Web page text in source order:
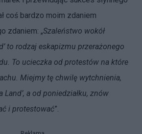
coś bardzo moim zdaniem
zdaniem: „Szaleństwo wokół
to rodzaj eskapizmu przerażonego
To ucieczka od protestów na które
Miejmy tę chwilę wytchnienia,
Land’, a od poniedziałku, znów
i protestować”.